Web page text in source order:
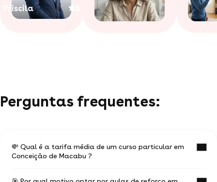
Priscila
Perguntas frequentes:
💸 Qual é a tarifa média de um curso particular em
Conceição de Macabu ?